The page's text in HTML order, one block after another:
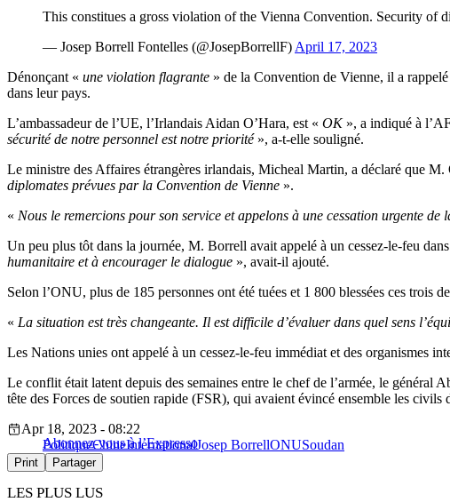
This constitues a gross violation of the Vienna Convention. Security of
— Josep Borrell Fontelles (@JosepBorrellF) April 17, 2023
Dénonçant « une violation flagrante » de la Convention de Vienne, il a
dans leur pays.
L’ambassadeur de l’UE, l’Irlandais Aidan O’Hara, est « OK», a indiqué à
sécurité de notre personnel est notre priorité », a-t-elle souligné.
Le ministre des Affaires étrangères irlandais, Micheal Martin, a déclaré que M.
diplomates prévues par la Convention de Vienne ».
« Nous le remercions pour son service et appelons à une cessation urgente
Un peu plus tôt dans la journée, M. Borrell avait appelé à un cessez-le-feu
humanitaire et à encourager le dialogue », avait-il ajouté.
Selon l’ONU, plus de 185 personnes ont été tuées et 1 800 blessées ces trois
« La situation est très changeante. Il est difficile d’évaluer dans quel sens
Les Nations unies ont appelé à un cessez-le-feu immédiat et des organismes
Le conflit était latent depuis des semaines entre le chef de l’armée, le
tête des Forces de soutien rapide (FSR), qui avaient évincé ensemble les
Abonnez-vous à l’Expresso
Apr 18, 2023 - 08:22
PolitiqueChineInternationalJosep BorrellONUSoudan
Print Partager
LES PLUS LUS